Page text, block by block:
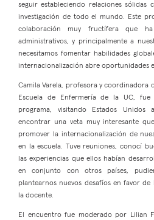
seguir estableciendo relaciones sólidas
investigación de todo el mundo. Este
colaboración muy fructífera que ha
administrativos, y principalmente a
necesitamos fomentar habilidades
internacionalización abre oportunidades
Camila Varela, profesora y coordinadora
Escuela de Enfermería de la UC,
programa, visitando Estados Unidos
encontrar una veta muy interesante
promover la internacionalización de
en la escuela. Tuve reuniones, conocí
las experiencias que ellos habían
en conjunto con otros países,
plantearnos nuevos desafíos en favor
la docente.
El encuentro fue moderado por Lilian